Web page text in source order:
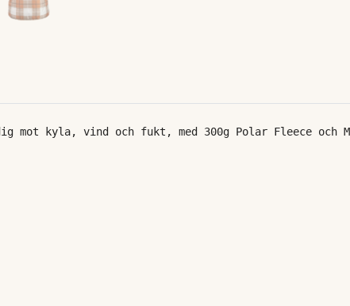
dig mot kyla, vind och fukt, med 300g Polar